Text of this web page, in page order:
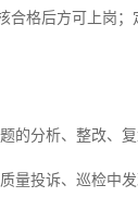
格后方可上岗
分析、整改、
量投诉、巡检中